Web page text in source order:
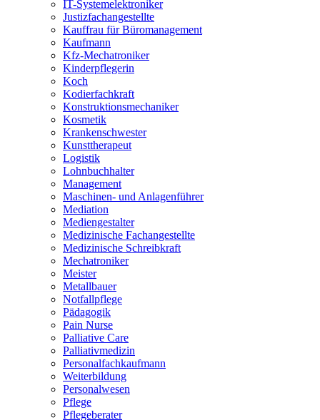
IT-Systemelektroniker
Justizfachangestellte
Kauffrau für Büromanagement
Kaufmann
Kfz-Mechatroniker
Kinderpflegerin
Koch
Kodierfachkraft
Konstruktionsmechaniker
Kosmetik
Krankenschwester
Kunsttherapeut
Logistik
Lohnbuchhalter
Management
Maschinen- und Anlagenführer
Mediation
Mediengestalter
Medizinische Fachangestellte
Medizinische Schreibkraft
Mechatroniker
Meister
Metallbauer
Notfallpflege
Pädagogik
Pain Nurse
Palliative Care
Palliativmedizin
Personalfachkaufmann
Weiterbildung
Personalwesen
Pflege
Pflegeberater